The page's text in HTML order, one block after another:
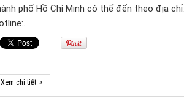
phố Hồ Chí Minh có thể đến theo địa
Xem chi tiết »